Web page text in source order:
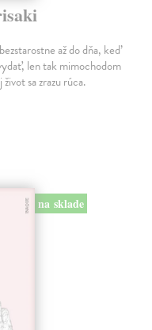
až do dňa, keď
len tak mimochodom
život sa zrazu rúca.
na sklade